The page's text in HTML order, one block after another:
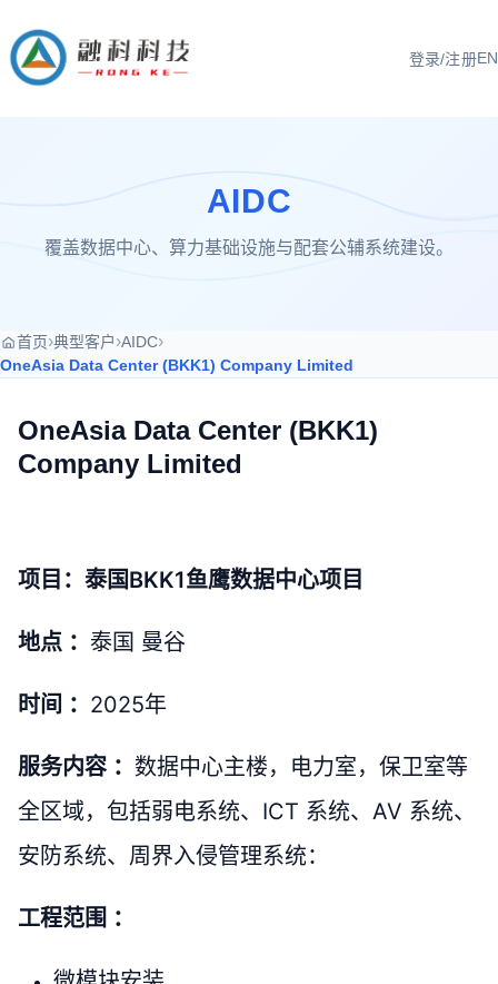
登录/注册EN
AIDC
覆盖数据中心、算力基础设施与配套公辅系统建设。
首页›典型客户›AIDC›
OneAsia Data Center (BKK1) Company Limited
OneAsia Data Center (BKK1)
Company Limited
项目：泰国BKK1鱼鹰数据中心项目
地点 ： 泰国 曼谷
时间 ： 2025年
服务内容 ： 数据中心主楼，电力室，保卫室等
全区域，包括弱电系统、ICT 系统、AV 系统、
安防系统、周界入侵管理系统：
工程范围 ：